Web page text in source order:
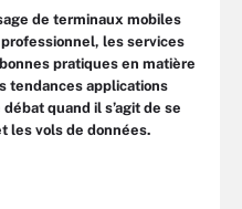
de terminaux mobiles
les services
pratiques en matière
tendances applications
quand il s’agit de se
les vols de données.